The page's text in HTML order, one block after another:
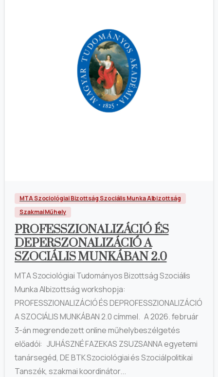
MTA Szociológiai Bizottság Szociális Munka Albizottság
Szakmai Műhely
PROFESSZIONALIZÁCIÓ ÉS
DEPERSZONALIZÁCIÓ A
SZOCIÁLIS MUNKÁBAN 2.0
MTA Szociológiai Tudományos Bizottság Szociális
Munka Albizottság workshopja:
PROFESSZIONALIZÁCIÓ ÉS DEPROFESSZIONALIZÁCIÓ
A SZOCIÁLIS MUNKÁBAN 2.0 címmel. A 2026. február
3-án megrendezett online műhelybeszélgetés
előadói: JUHÁSZNÉ FAZEKAS ZSUZSANNA egyetemi
tanársegéd, DE BTK Szociológiai és Szociálpolitikai
Tanszék, szakmai koordinátor...